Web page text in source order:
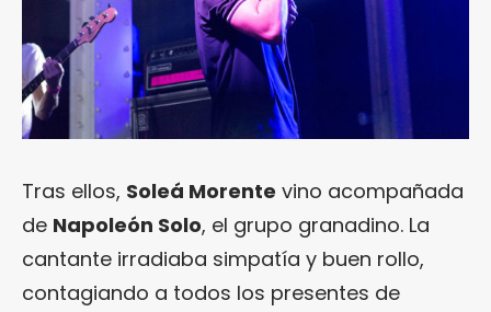
Tras ellos, Soleá Morente vino acompañada
de Napoleón Solo, el grupo granadino. La
cantante irradiaba simpatía y buen rollo,
contagiando a todos los presentes de